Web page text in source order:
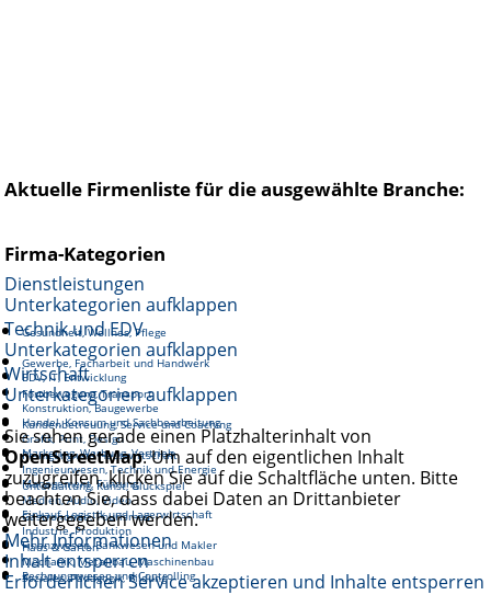
Aktuelle Firmenliste für die ausgewählte Branche:
Firma-Kategorien
Dienstleistungen
Unterkategorien aufklappen
Gesundheit, Wellnes, Pflege
Gewerbe, Facharbeit und Handwerk
Fortbewegung, Transport
Kundenbetreuung, Service und Coaching
Reinigung und Hauswirtschaft
Unterhaltung, Kunst, Glückspiel
Gastronomie, Tourismus
Haus & Garten
Soziales, Pädagogik, Bildung
Technik und EDV
Unterkategorien aufklappen
EDV, IT, Entwicklung
Konstruktion, Baugewerbe
Grafik, Print, Design
Ingenieurwesen, Technik und Energie
Medien, Audio, Video
Industrie, Produktion
Mechanik, Metallbau, Maschinenbau
Wirtschaft
Unterkategorien aufklappen
Handel, Konsum und Sachbearbeitung
Marketing, Werbung, Vertrieb
Management, Führung
Einkauf, Logistik und Lagerwirtschaft
Finanzwesen, Bankwesen und Makler
Rechnungswesen und Controlling
Sie sehen gerade einen Platzhalterinhalt von
OpenStreetMap. Um auf den eigentlichen Inhalt
zuzugreifen, klicken Sie auf die Schaltfläche unten. Bitte
beachten Sie, dass dabei Daten an Drittanbieter
weitergegeben werden.
Mehr Informationen
Inhalt entsperren
Erforderlichen Service akzeptieren und Inhalte entsperren